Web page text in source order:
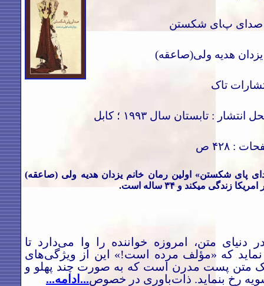
: صدای پای شکستن
هدیه ولی(صاعقه)
تاک
: تابستان سال ۱۹۹۳ ؛ کابل
: ۴۲۸ ص
پای شکستن» اولین رمان خانم یزدان هدیه ولی (صاعقه)
زندگی میکند و ۳۴ ساله است.
دنیای متن، امروزه خواننده را وا می‌دارد تا
که «مؤلف مرده است!» این از ویژگی‌های
یک متن پست مدرن است که به صورت چند پهلو و
رخ بنماید. ذات‌باوری در خصوص...ادامه...